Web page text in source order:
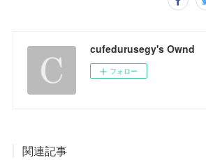
cufedurusegy's Ownd
フォロー
関連記事